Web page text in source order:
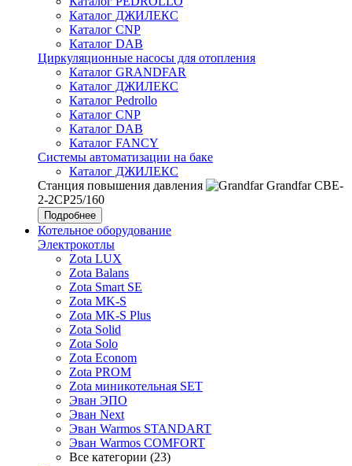
Каталог ДЖИЛЕКС
Каталог CNP
Каталог DAB
Циркуляционные насосы для отопления
Каталог GRANDFAR
Каталог ДЖИЛЕКС
Каталог Pedrollo
Каталог CNP
Каталог DAB
Каталог FANCY
Системы автоматизации на баке
Каталог ДЖИЛЕКС
Станция повышения давления
Grandfar CBE-
2-2CP25/160
Подробнее
Котельное оборудование
Электрокотлы
Zota LUX
Zota Balans
Zota Smart SE
Zota MK-S
Zota MK-S Plus
Zota Solid
Zota Solo
Zota Econom
Zota PROM
Zota миникотельная SET
Эван ЭПО
Эван Next
Эван Warmos STANDART
Эван Warmos COMFORT
Все категории (23)